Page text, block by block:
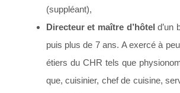
(suppléant),
Directeur et maître d’hôtel d’un
puis plus de 7 ans. A exercé à
étiers du CHR tels que
que, cuisinier, chef de cuisine,